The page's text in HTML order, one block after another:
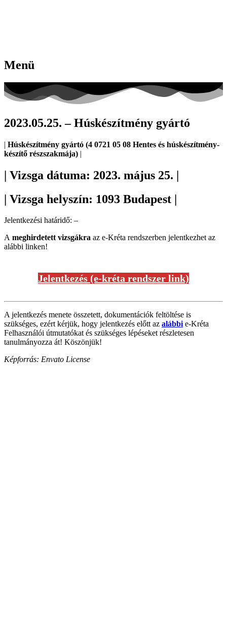
Menü
2023.05.25. – Húskészítmény gyártó
| Húskészítmény gyártó (4 0721 05 08 Hentes és húskészítmény-
készítő részszakmája) |
| Vizsga dátuma: 2023. május 25. |
| Vizsga helyszín: 1093 Budapest |
Jelentkezési határidő: –
A meghirdetett vizsgákra az e-Kréta rendszerben jelentkezhet az
alábbi linken!
Jelentkezés (e-kréta rendszer link)
A jelentkezés menete összetett, dokumentációk feltöltése is
szükséges, ezért kérjük, hogy jelentkezés előtt az alábbie-Kréta
Felhasználói útmutatókat és szükséges lépéseket részletesen
tanulmányozza át! Köszönjük!
Képforrás: Envato License